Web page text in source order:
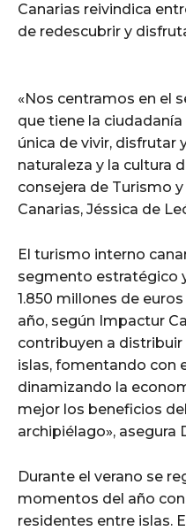
Canarias reivindica
de redescubrir y
«Nos centramos en el
que tiene la
única de vivir, disfrutar
naturaleza y la cultura
consejera de Turismo
Canarias, Jéssica de
El turismo interno
segmento estratégico
1.850 millones de
año, según Impactur
contribuyen a
islas, fomentando con
dinamizando la
mejor los beneficios
archipiélago», asegura
Durante el verano se
momentos del año
residentes entre islas.